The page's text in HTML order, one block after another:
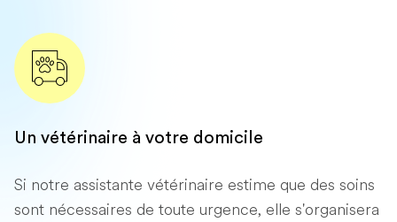
Un vétérinaire à votre domicile
Si notre assistante vétérinaire estime que des soins
sont nécessaires de toute urgence, elle s'organisera